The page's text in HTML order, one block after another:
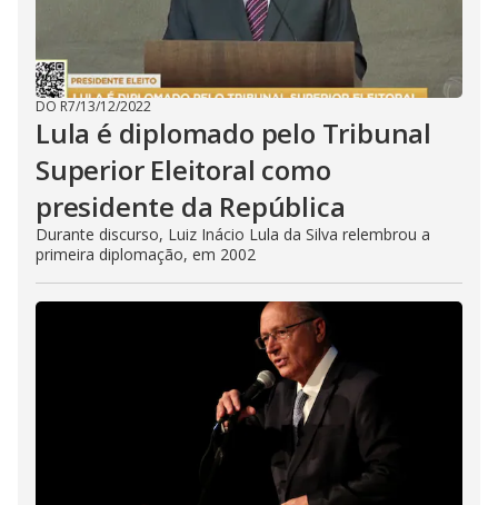
DO R7/13/12/2022
Lula é diplomado pelo Tribunal
Superior Eleitoral como
presidente da República
Durante discurso, Luiz Inácio Lula da Silva relembrou a
primeira diplomação, em 2002